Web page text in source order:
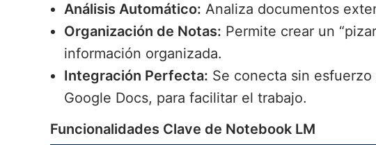
Análisis Automático: Analiza documentos
Organización de Notas: Permite crear un
información organizada.
Integración Perfecta: Se conecta sin
Google Docs, para facilitar el trabajo.
Funcionalidades Clave de Notebook LM